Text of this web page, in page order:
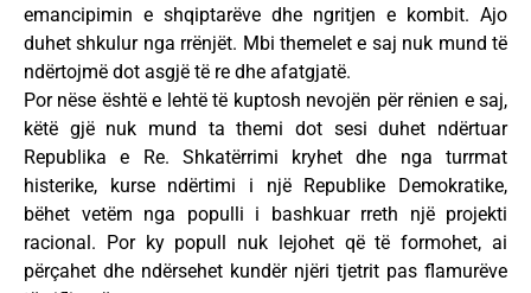
emancipimin e shqiptarëve dhe ngritjen e kombit. Ajo
duhet shkulur nga rrënjët. Mbi themelet e saj nuk mund të
ndërtojmë dot asgjë të re dhe afatgjatë.
Por nëse është e lehtë të kuptosh nevojën për rënien e saj,
këtë gjë nuk mund ta themi dot sesi duhet ndërtuar
Republika e Re. Shkatërrimi kryhet dhe nga turrmat
histerike, kurse ndërtimi i një Republike Demokratike,
bëhet vetëm nga populli i bashkuar rreth një projekti
racional. Por ky popull nuk lejohet që të formohet, ai
përçahet dhe ndërsehet kundër njëri tjetrit pas flamurëve